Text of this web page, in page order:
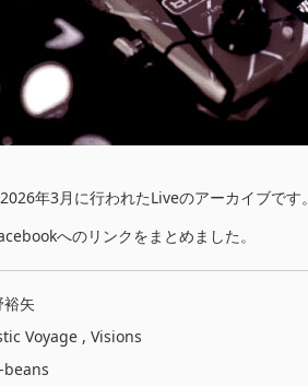
年3月に行われたLiveのアーカイブです。
へのリンクをまとめました。
矢
Voyage , Visions
beans